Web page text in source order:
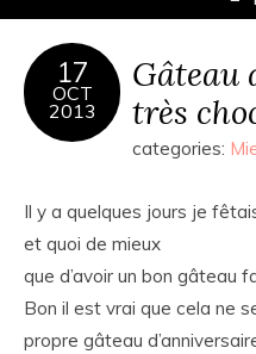
17
OCT
2013
Gâteau
très
categories:
Il y a quelques jours je
et quoi de mieux
que d’avoir un bon gâteau
Bon il est vrai que cela ne
propre gâteau